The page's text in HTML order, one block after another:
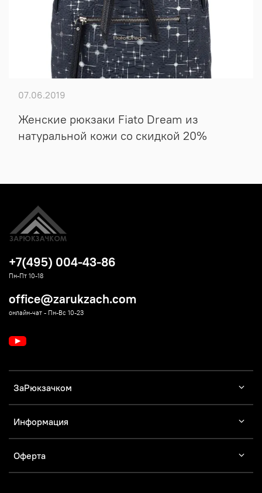
Женские рюкзаки Fiato Dream из
натуральной кожи со скидкой 20%
07.06.2019
ЗаРюкзачком
Информация
Оферта
+7(495) 004-43-86
Пн-Пт 10-18
office@zarukzach.com
онлайн-чат - Пн-Вс 10-23